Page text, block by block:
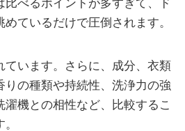
比べるポイントが多すぎて、ド
ているだけで圧倒されます。
ています。さらに、成分、衣類
りの種類や持続性、洗浄力の強
濯機との相性など、比較するこ